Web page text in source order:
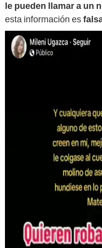
le pueden llamar a un
esta información es